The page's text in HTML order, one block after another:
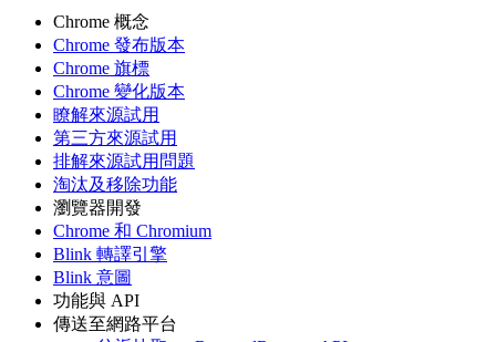
Chrome 概念
Chrome 發布版本
Chrome 旗標
Chrome 變化版本
瞭解來源試用
第三方來源試用
排解來源試用問題
淘汰及移除功能
瀏覽器開發
Chrome 和 Chromium
Blink 轉譯引擎
Blink 意圖
功能與 API
傳送至網路平台